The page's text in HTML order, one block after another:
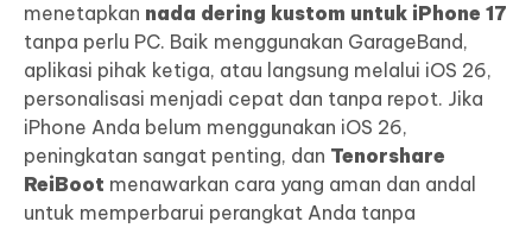
menetapkan nada dering kustom untuk iPhone 17
tanpa perlu PC. Baik menggunakan GarageBand,
aplikasi pihak ketiga, atau langsung melalui iOS 26,
personalisasi menjadi cepat dan tanpa repot. Jika
iPhone Anda belum menggunakan iOS 26,
peningkatan sangat penting, dan Tenorshare
ReiBoot menawarkan cara yang aman dan andal
untuk memperbarui perangkat Anda tanpa